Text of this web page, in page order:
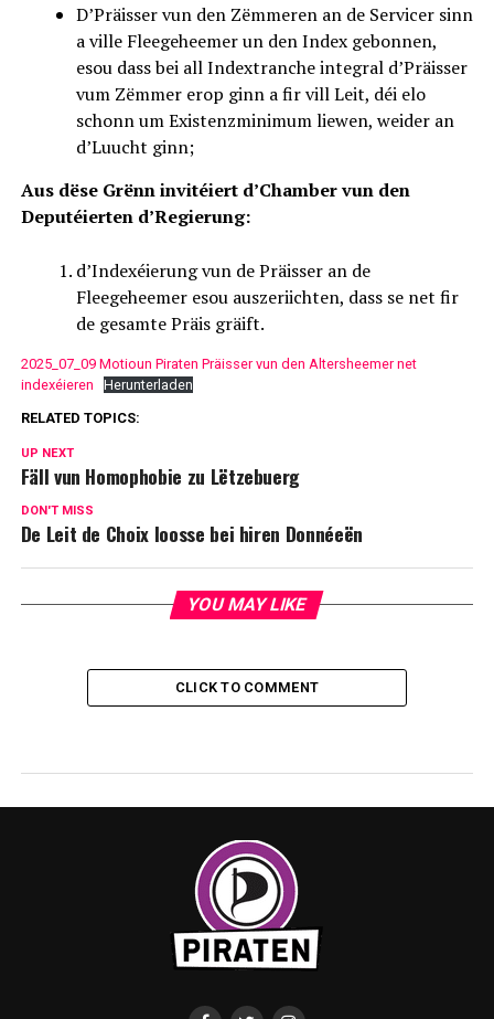
D’Präisser vun den Zëmmeren an de Servicer sinn
a ville Fleegeheemer un den Index gebonnen,
esou dass bei all Indextranche integral d’Präisser
vum Zëmmer erop ginn a fir vill Leit, déi elo
schonn um Existenzminimum liewen, weider an
d’Luucht ginn;
Aus dëse Grënn invitéiert d’Chamber vun den
Deputéierten d’Regierung:
d’Indexéierung vun de Präisser an de
Fleegeheemer esou auszeriichten, dass se net fir
de gesamte Präis gräift.
2025_07_09 Motioun Piraten Präisser vun den Altersheemer net
indexéieren
Herunterladen
RELATED TOPICS:
UP NEXT
Fäll vun Homophobie zu Lëtzebuerg
DON'T MISS
De Leit de Choix loosse bei hiren Donnéeën
YOU MAY LIKE
CLICK TO COMMENT